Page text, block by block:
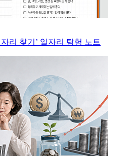
리 찾기’ 일자리 탐험 노트